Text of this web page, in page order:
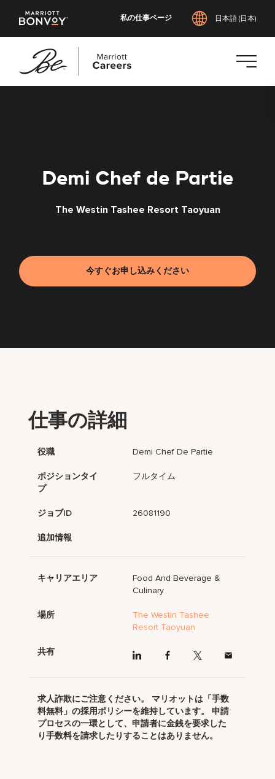
私の仕事ページ 日本語 (日本)
Demi Chef de Partie
The Westin Tashee Resort Taoyuan
今すぐお申し込みください
仕事の詳細
役職 Demi Chef De Partie
ポジションタイ
プ
フルタイム
ジョブID 26081190
追加情報
キャリアエリア
Food And Beverage &
Culinary
場所
The Westin Tashee
Resort Taoyuan
共有
求人詐欺にご注意ください。 マリオットは「手数
料無料」の採用ポリシーを維持しています。 申請
プロセスの一環として、申請者に金銭を要求した
り手数料を請求したりすることはありません。